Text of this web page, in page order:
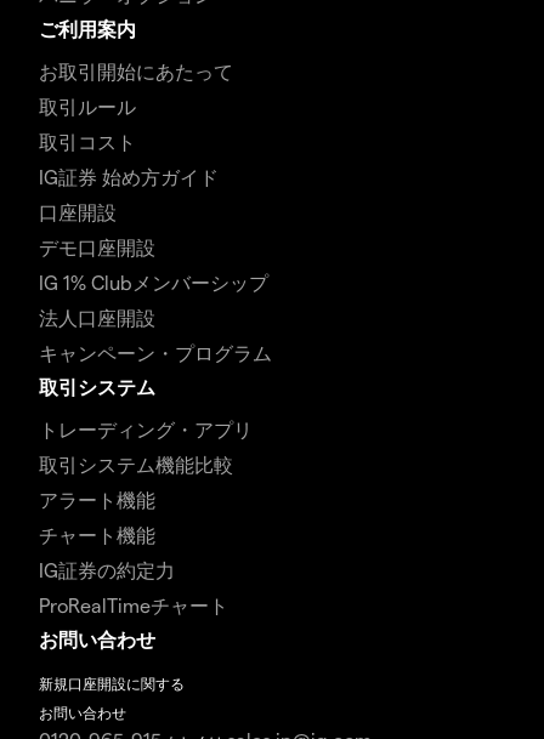
ご利用案内
お取引開始にあたって
取引ルール
取引コスト
IG証券 始め方ガイド
口座開設
デモ口座開設
IG 1% Clubメンバーシップ
法人口座開設
キャンペーン・プログラム
取引システム
トレーディング・アプリ
取引システム機能比較
アラート機能
チャート機能
IG証券の約定力
ProRealTimeチャート
お問い合わせ
新規口座開設に関する
お問い合わせ